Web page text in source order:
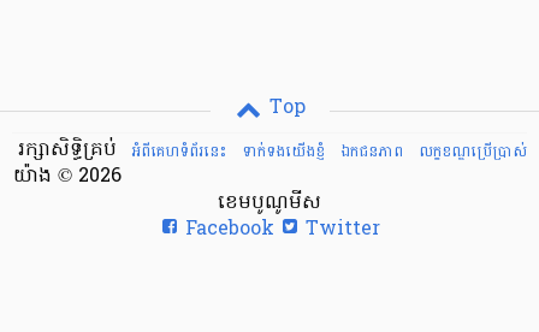
Top
អំពីគេហទំព័រនេះ
ទាក់ទងយើងខ្ញំ ឯកជនភាព លក្ខខណ្ឌ​ប្រើ​ប្រាស់
រក្សាសិទ្ធិគ្រប់
យ៉ាង © 2026
ខេមបូណូមីស
Facebook
Twitter